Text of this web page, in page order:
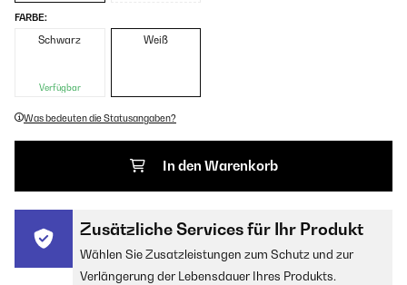
FARBE:
Schwarz
Verfügbar
Weiß
Was bedeuten die Statusangaben?
In den Warenkorb
Zusätzliche Services für Ihr Produkt
Wählen Sie Zusatzleistungen zum Schutz und zur
Verlängerung der Lebensdauer Ihres Produkts.